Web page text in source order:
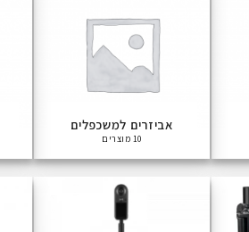
אביזרים למשכפלים
10 מוצרים